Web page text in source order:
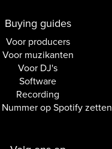
Buying guides
Voor producers
Voor muzikanten
Voor DJ's
Software
Recording
op Spotify zetten